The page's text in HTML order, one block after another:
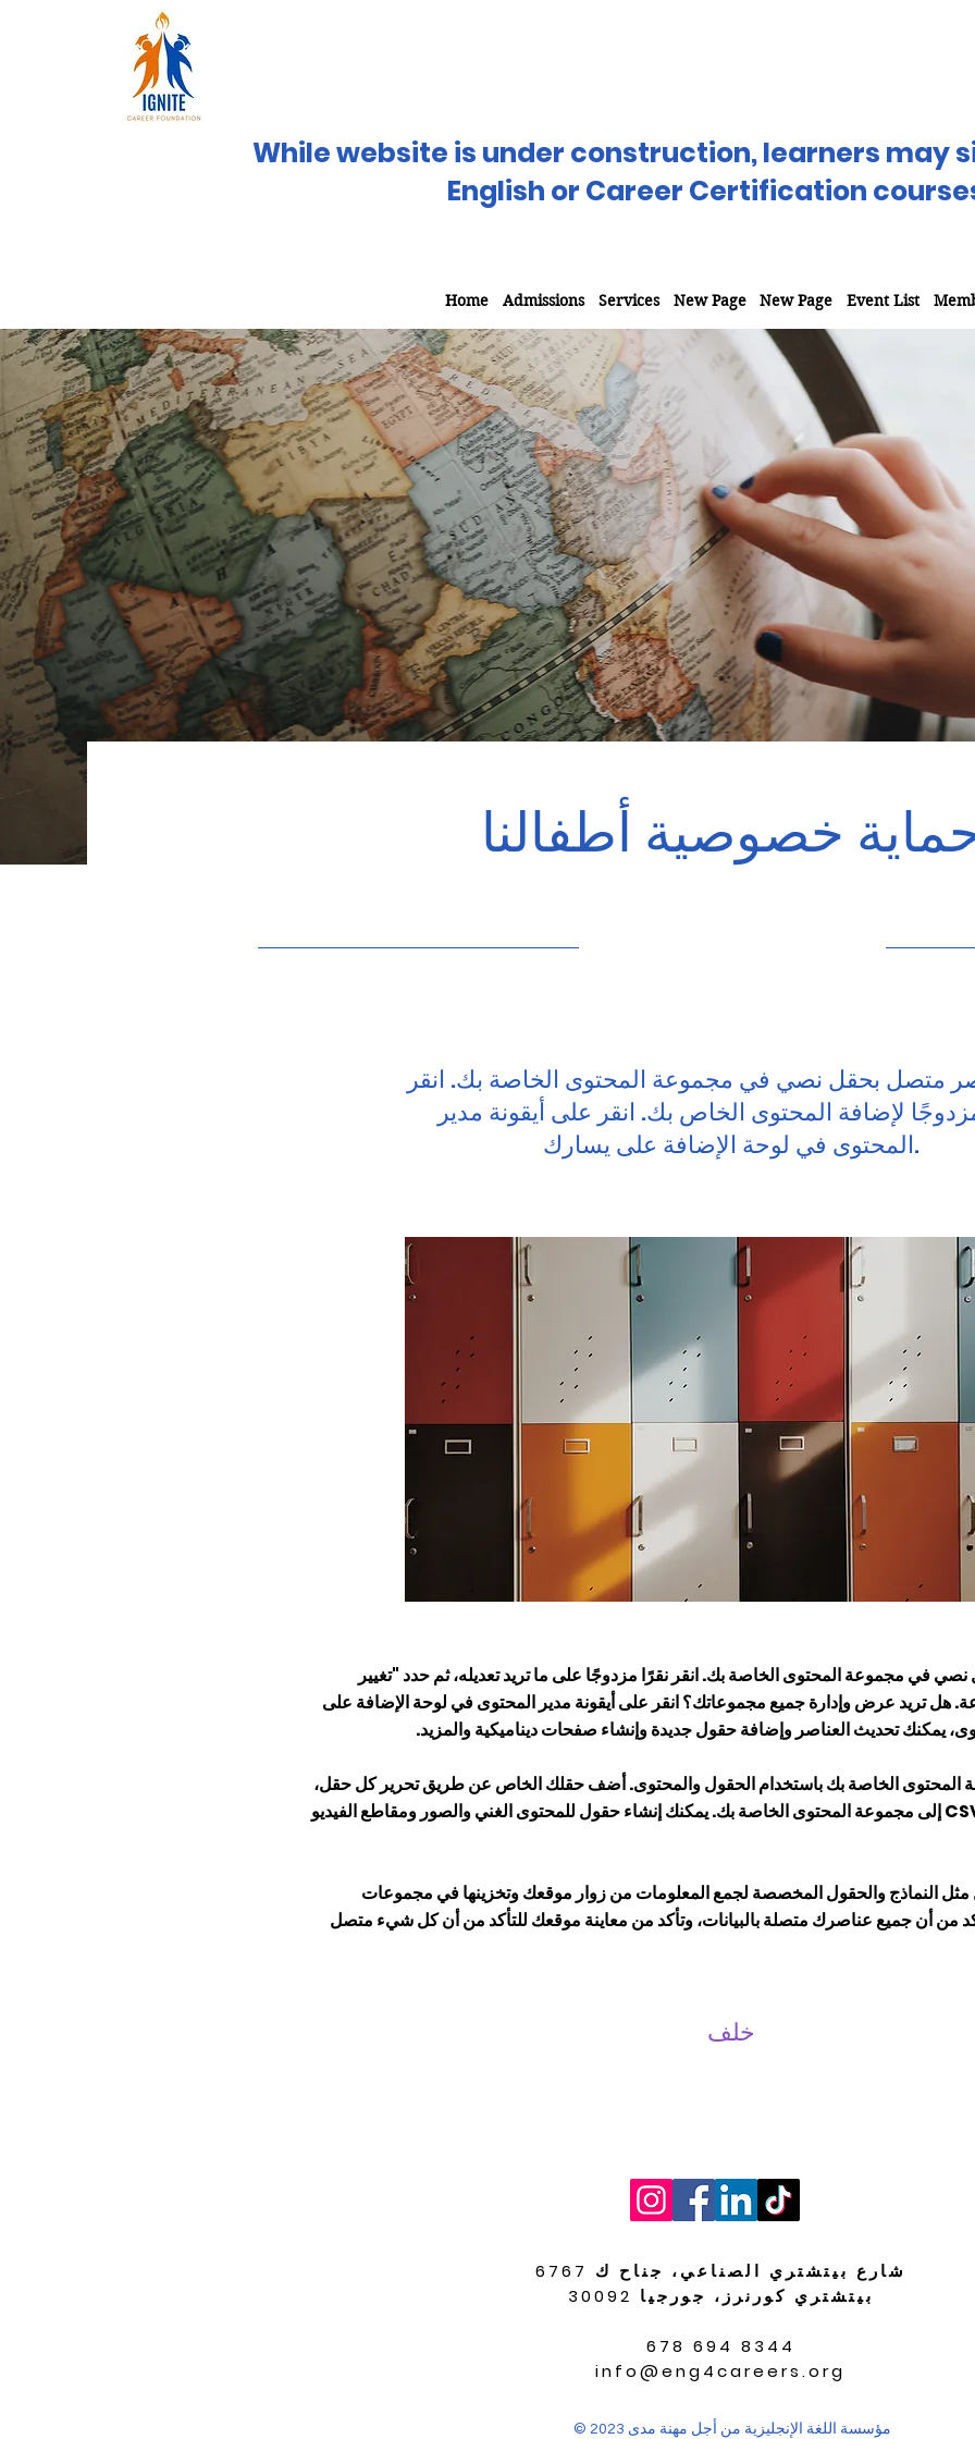
While website is under construction, learners may
English or Career Certification
Home Admissions Services New Page New Page Event List
خصوصية أطفالنا
متصل بحقل نصي في مجموعة المحتوى الخاصة بك. انقر
لإضافة المحتوى الخاص بك. انقر على أيقونة مدير
المحتوى في لوحة الإضافة على يسارك.
في مجموعة المحتوى الخاصة بك. انقر نقرًا مزدوجًا على ما تريد تعديله، ثم حدد "تغيير
هل تريد عرض وإدارة جميع مجموعاتك؟ انقر على أيقونة مدير المحتوى في لوحة الإضافة على
يمكنك تحديث العناصر وإضافة حقول جديدة وإنشاء صفحات ديناميكية والمزيد.
المحتوى الخاصة بك باستخدام الحقول والمحتوى. أضف حقلك الخاص عن طريق تحرير كل حقل،
أو قم باستيراد ملفات CSV إلى مجموعة المحتوى الخاصة بك. يمكنك إنشاء حقول للمحتوى الغني والصور ومقاطع الفيديو
مثل النماذج والحقول المخصصة لجمع المعلومات من زوار موقعك وتخزينها في مجموعات
من أن جميع عناصرك متصلة بالبيانات، وتأكد من معاينة موقعك للتأكد من أن كل شيء متصل
خلف
6767 شارع بيتشتري الصناعي، جناح ك
بيتشتري كورنرز، جورجيا 30092
678 694 8344
info@eng4careers.org
© 2023 مؤسسة اللغة الإنجليزية من أجل مهنة مدى